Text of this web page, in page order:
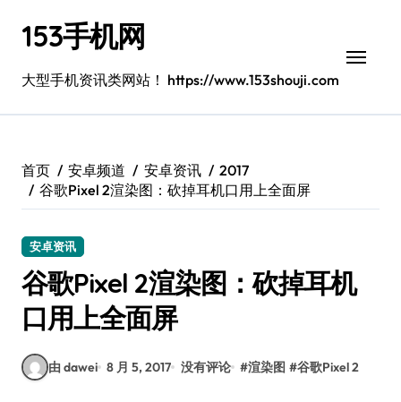
153手机网
大型手机资讯类网站！ https://www.153shouji.com
首页 安卓频道 安卓资讯
2017
谷歌Pixel 2渲染图：砍掉耳机口用上全面屏
安卓资讯
谷歌Pixel 2渲染图：砍掉耳机
口用上全面屏
由 dawei 8 月 5, 2017 没有评论 #渲染图 #谷歌Pixel 2